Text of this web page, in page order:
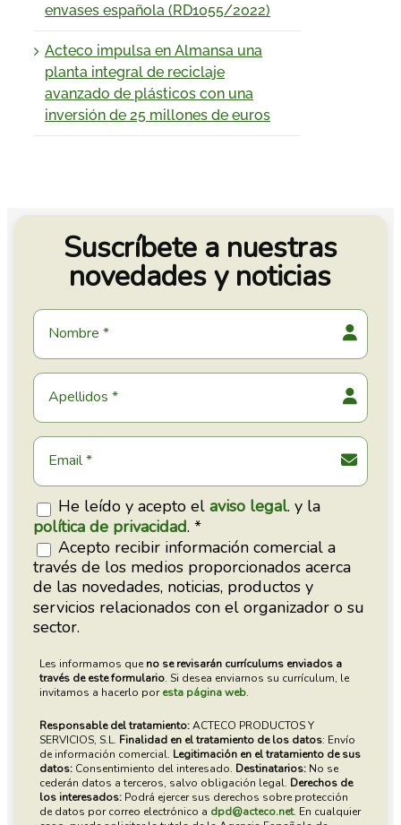
envases española (RD1055/2022)
Acteco impulsa en Almansa una
planta integral de reciclaje
avanzado de plásticos con una
inversión de 25 millones de euros